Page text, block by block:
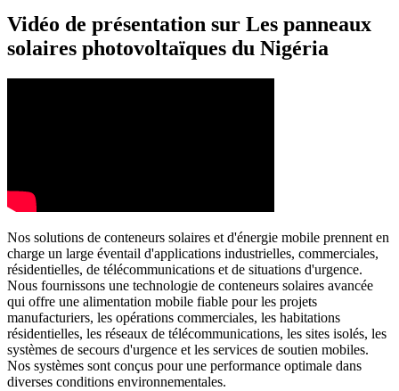
Vidéo de présentation sur Les panneaux
solaires photovoltaïques du Nigéria
Nos solutions de conteneurs solaires et d'énergie mobile prennent en
charge un large éventail d'applications industrielles, commerciales,
résidentielles, de télécommunications et de situations d'urgence.
Nous fournissons une technologie de conteneurs solaires avancée
qui offre une alimentation mobile fiable pour les projets
manufacturiers, les opérations commerciales, les habitations
résidentielles, les réseaux de télécommunications, les sites isolés, les
systèmes de secours d'urgence et les services de soutien mobiles.
Nos systèmes sont conçus pour une performance optimale dans
diverses conditions environnementales.